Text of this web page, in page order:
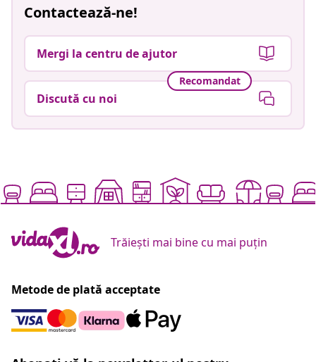
Contactează-ne!
Mergi la centru de ajutor
Recomandat
Discută cu noi
Trăiești mai bine cu mai puțin
Metode de plată acceptate